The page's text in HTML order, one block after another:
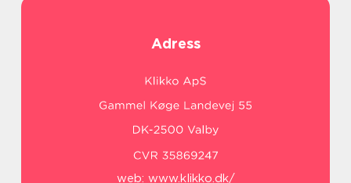
Adress
web: www.klikko.dk/